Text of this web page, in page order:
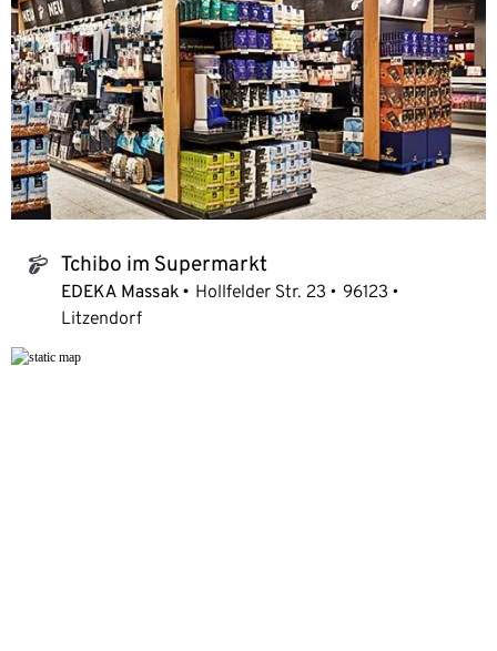
tchibo_logo Tchibo im Supermarkt
EDEKA Massak Hollfelder Str. 23
96123
Litzendorf